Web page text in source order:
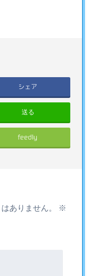
シェア
送る
feedly
ありません。
※